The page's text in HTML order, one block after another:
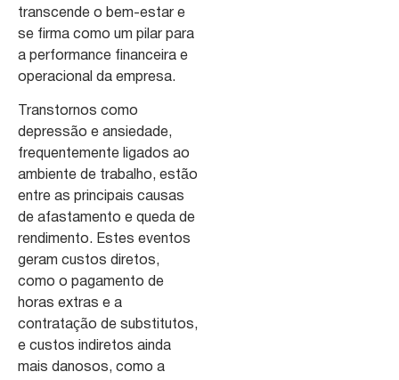
transcende o bem-estar e
se firma como um pilar para
a performance financeira e
operacional da empresa.
Transtornos como
depressão e ansiedade,
frequentemente ligados ao
ambiente de trabalho, estão
entre as principais causas
de afastamento e queda de
rendimento. Estes eventos
geram custos diretos,
como o pagamento de
horas extras e a
contratação de substitutos,
e custos indiretos ainda
mais danosos, como a